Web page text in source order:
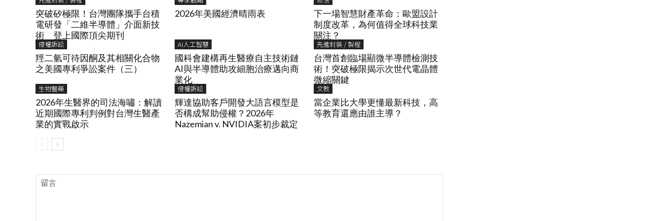
突破矽極限！台灣團隊攜手台積
電研發「二維半導體」介面新技
術 登上國際頂尖期刊
2026年美國經濟晴雨表
下一場智慧財產革命：歐盟設計
制度改革，為何值得全球科技業
關注？
侵權訴訟
羥二氫可待因酮及其相關化合物
之美國專利爭訟案件（三）
AI人工智慧
國科會建構再生醫療自主技術鏈
AI與半導體助攻細胞治療邁向商
業化
先進封裝 / 製程
台灣首創臨場顯微半導體檢測技
術！突破極限揭示次世代電晶體
微縮關鍵
生物醫藥
2026年生醫界的司法海嘯：解讀
近期國際專利判例對台灣生醫產
業的實戰啟示
侵權訴訟
輝達協助客戶開發大語言模型是
否構成幫助侵權？2026年
Nazemian v. NVIDIA案初步裁定
文教
當企業比大學更懂最新科技，高
等教育還應由誰主導？